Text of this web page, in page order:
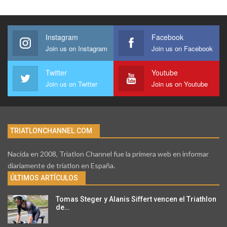
Instagram
Join us on Instagram
Facebook
Join us on Facebook
Twitter
Join us on Twitter
Youtube
Join us on Youtube
TRIATLONCHANNEL.COM
Nacida en 2008, Triatlon Channel fue la primera web en informar
diariamente de triatlon en España.
ÚLTIMOS ARTÍCULOS
Tomas Steger y Alanis Siffert vencen el Triathlon
de…